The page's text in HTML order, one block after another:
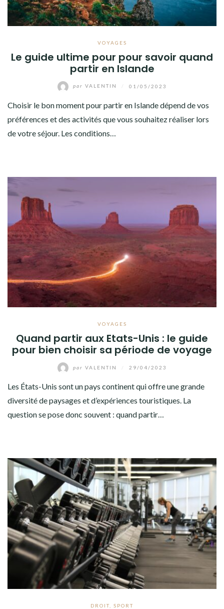
VOYAGES
Le guide ultime pour pour savoir quand
partir en Islande
par VALENTIN 01/05/2023
Choisir le bon moment pour partir en Islande dépend de vos
préférences et des activités que vous souhaitez réaliser lors
de votre séjour. Les conditions…
VOYAGES
Quand partir aux Etats-Unis : le guide
pour bien choisir sa période de voyage
par VALENTIN 29/04/2023
Les États-Unis sont un pays continent qui offre une grande
diversité de paysages et d’expériences touristiques. La
question se pose donc souvent : quand partir…
DROIT SPORT